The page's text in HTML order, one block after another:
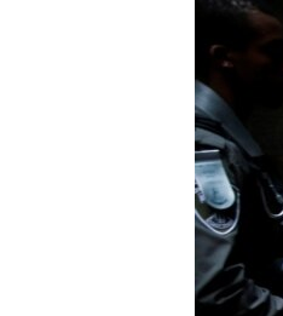
GENOCID U SREBRENICI
POPLAVE I KLIZIŠTA U BIH 2024.